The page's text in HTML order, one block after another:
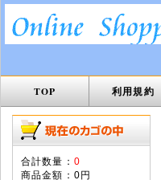
TOP 利用規約
合計数量： 0
商品金額： 0円